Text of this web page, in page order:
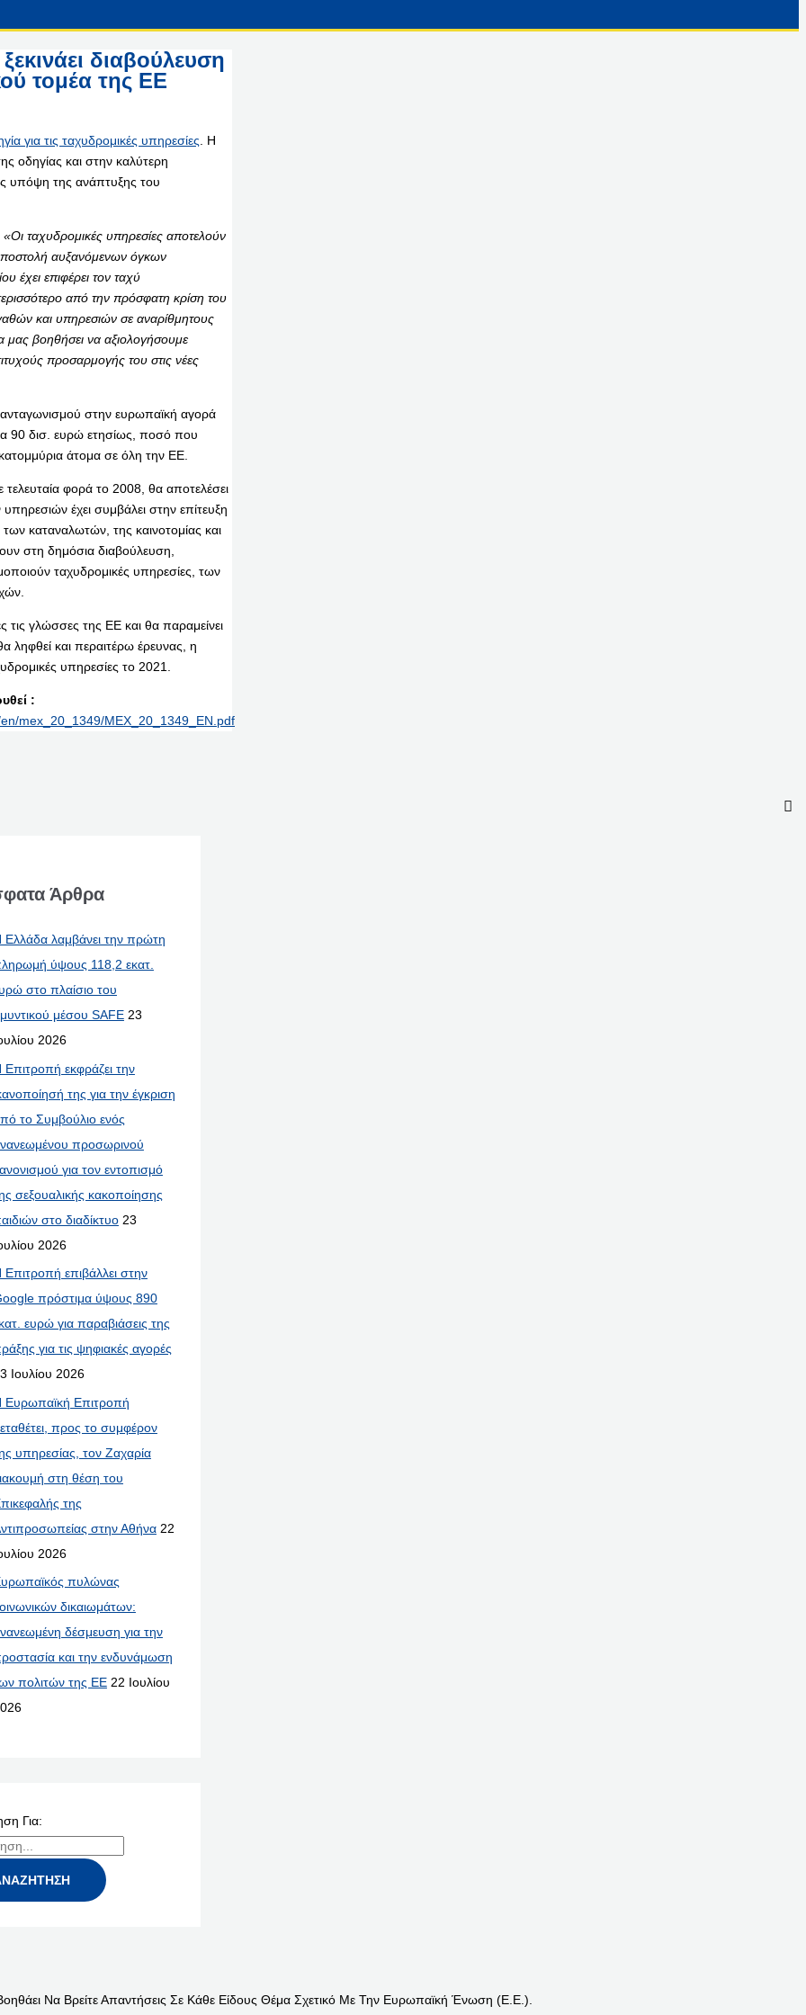
διαβούλευση
τομέα της ΕΕ
για τις ταχυδρομικές υπηρεσίες . Η
οδηγίας και στην καλύτερη
υπόψη της ανάπτυξης του
«Οι ταχυδρομικές υπηρεσίες αποτελούν
αυξανόμενων όγκων
έχει επιφέρει τον ταχύ
από την πρόσφατη κρίση του
και υπηρεσιών σε αναρίθμητους
μας βοηθήσει να αξιολογήσουμε
προσαρμογής του στις νέες
ανταγωνισμού στην ευρωπαϊκή αγορά
90 δισ. ευρώ ετησίως, ποσό που
άτομα σε όλη την ΕΕ.
φορά το 2008, θα αποτελέσει
έχει συμβάλει στην επίτευξη
καταναλωτών, της καινοτομίας και
στη δημόσια διαβούλευση,
ταχυδρομικές υπηρεσίες, των
τις γλώσσες της ΕΕ και θα παραμείνει
ληφθεί και περαιτέρω έρευνας, η
υπηρεσίες το 2021.
:
mex_20_1349/MEX_20_1349_EN.pdf
Άρθρα
Ελλάδα λαμβάνει την πρώτη
ύψους 118,2 εκατ.
στο πλαίσιο του
μέσου SAFE 23
2026
Επιτροπή εκφράζει την
της για την έγκριση
το Συμβούλιο ενός
προσωρινού
για τον εντοπισμό
σεξουαλικής κακοποίησης
στο διαδίκτυο 23
2026
Επιτροπή επιβάλλει στην
πρόστιμα ύψους 890
ευρώ για παραβιάσεις της
για τις ψηφιακές αγορές
Ιουλίου 2026
Ευρωπαϊκή Επιτροπή
προς το συμφέρον
υπηρεσίας, τον Ζαχαρία
στη θέση του
της
στην Αθήνα 22
2026
πυλώνας
δικαιωμάτων:
δέσμευση για την
και την ενδυνάμωση
πολιτών της ΕΕ 22 Ιουλίου
Για:
Να Βρείτε Απαντήσεις Σε Κάθε Είδους Θέμα Σχετικό Με Την Ευρωπαϊκή Ένωση (Ε.Ε.).